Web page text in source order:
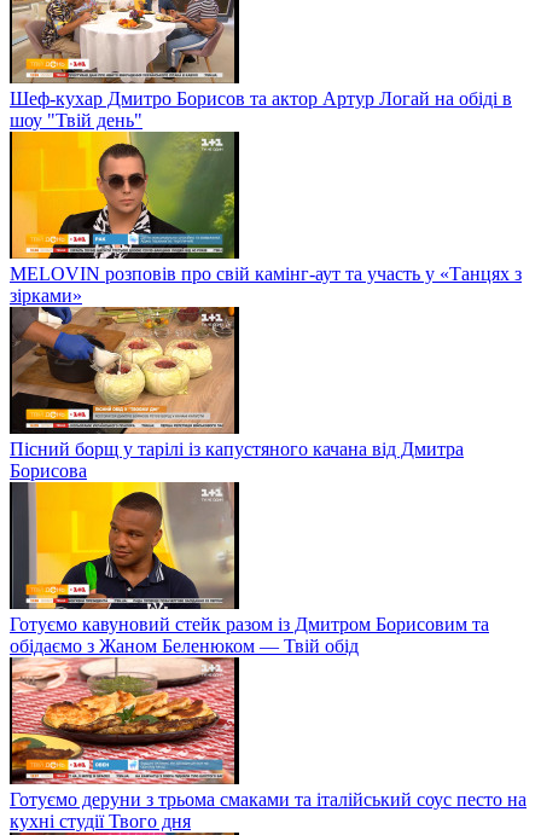
Шеф-кухар Дмитро Борисов та актор Артур Логай на обіді в
шоу "Твій день"
MELOVIN розповів про свій камінг-аут та участь у «Танцях з
зірками»
Пісний борщ у тарілі із капустяного качана від Дмитра
Борисова
Готуємо кавуновий стейк разом із Дмитром Борисовим та
обідаємо з Жаном Беленюком — Твій обід
Готуємо деруни з трьома смаками та італійський соус песто на
кухні студії Твого дня